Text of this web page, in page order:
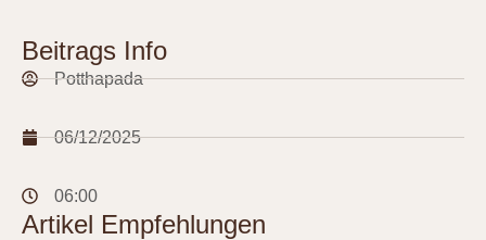
Beitrags Info
Potthapada
06/12/2025
06:00
Artikel Empfehlungen